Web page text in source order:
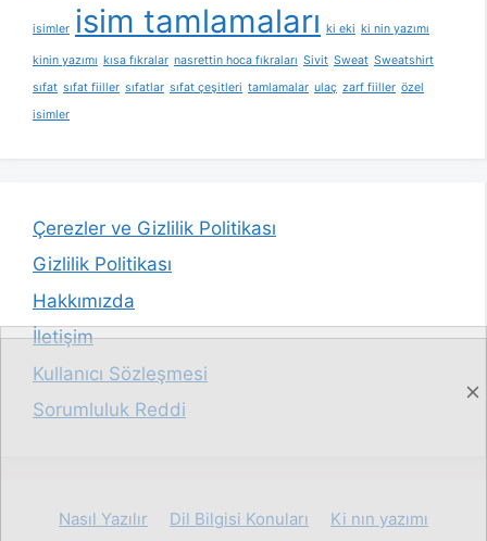
isimler isim tamlamaları ki eki ki nin yazımı
kinin yazımı kısa fıkralar nasrettin hoca fıkraları Sivit Sweat Sweatshirt
sıfat sıfat fiiller sıfatlar sıfat çeşitleri tamlamalar ulaç zarf fiiller özel
isimler
Çerezler ve Gizlilik Politikası
Gizlilik Politikası
Hakkımızda
İletişim
Kullanıcı Sözleşmesi
Sorumluluk Reddi
Nasıl Yazılır Dil Bilgisi Konuları Ki nın yazımı